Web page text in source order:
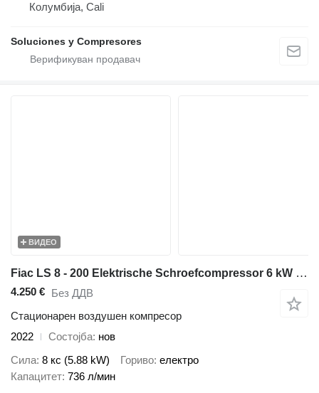
Колумбија, Cali
Soluciones y Compresores
ВИДЕО
Fiac LS 8 - 200 Elektrische Schroefcompressor 6 kW 736 L / min 10 Bar
4.250 € Без ДДВ
Стационарен воздушен компресор
2022
Состојба нов
Сила 8 кс (5.88 kW) Гориво електро
Капацитет 736 л/мин